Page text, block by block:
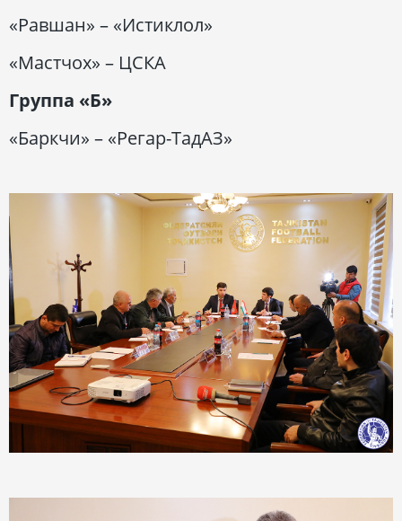
«Равшан» – «Истиклол»
«Мастчох» – ЦСКА
Группа «Б»
«Баркчи» – «Регар-ТадАЗ»